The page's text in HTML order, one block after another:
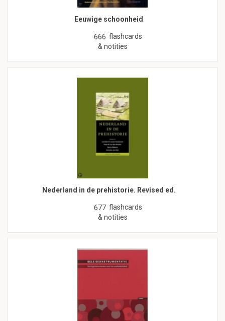
Eeuwige schoonheid
666 flashcards
& notities
Nederland in de prehistorie. Revised ed.
677 flashcards
& notities